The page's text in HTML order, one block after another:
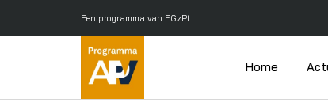
Een programma van FGzPt
Home